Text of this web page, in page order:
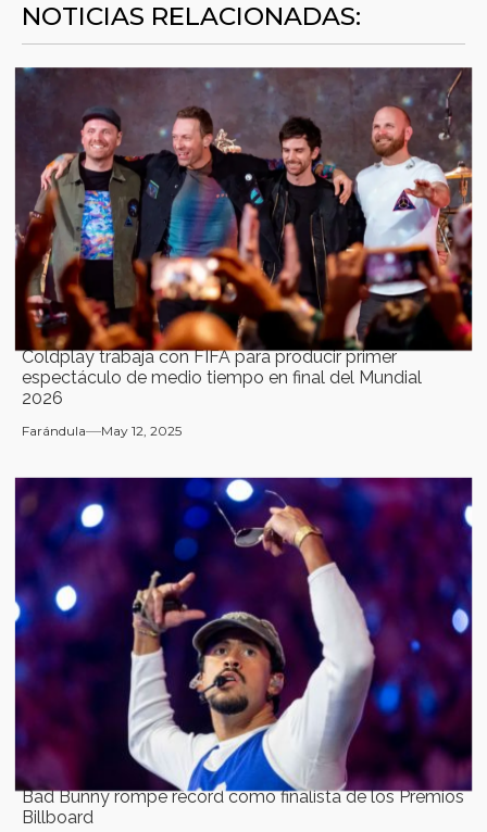
NOTICIAS RELACIONADAS:
Coldplay trabaja con FIFA para producir primer
espectáculo de medio tiempo en final del Mundial
2026
Farándula May 12, 2025
Bad Bunny rompe récord como finalista de los Premios
Billboard